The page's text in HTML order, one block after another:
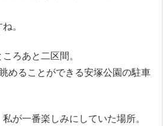
。
ろあと二区間。
めることができる安塚公園の駐車
が一番楽しみにしていた場所。